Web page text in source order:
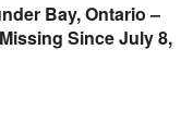
Bay, Ontario –
Since July 8,